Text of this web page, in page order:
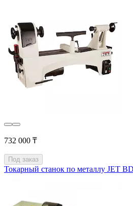
732 000 ₸
Под заказ
Токарный станок по металлу JET